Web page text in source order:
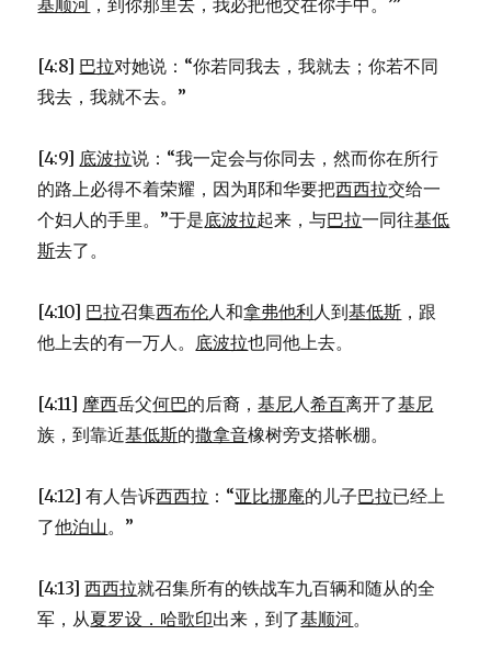
基顺河 ，到你那里去，我必把他交在你手中。’”
[4:8] 巴拉对她说：“你若同我去，我就去；你若不同
我去，我就不去。”
[4:9] 底波拉说：“我一定会与你同去，然而你在所行
的路上必得不着荣耀，因为耶和华要把西西拉交给一
个妇人的手里。”于是底波拉起来，与巴拉一同往基低
斯去了。
[4:10] 巴拉召集西布伦人和拿弗他利人到基低斯 ，跟
他上去的有一万人。 底波拉也同他上去。
[4:11] 摩西岳父何巴的后裔，基尼人希百离开了基尼
族，到靠近基低斯的撒拿音橡树旁支搭帐棚。
[4:12] 有人告诉西西拉 ：“亚比挪庵的儿子巴拉已经上
了他泊山。”
[4:13]西西拉就召集所有的铁战车九百辆和随从的全
军，从夏罗设．哈歌印出来，到了基顺河。